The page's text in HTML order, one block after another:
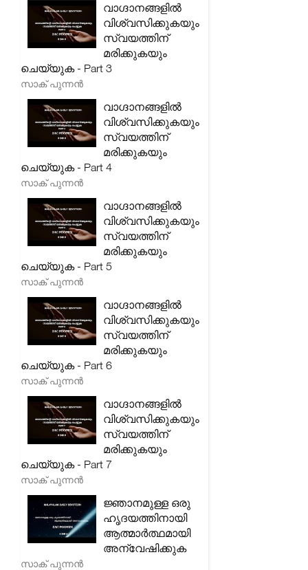
വാഗ്ദാനങ്ങളിൽ
വിശ്വസിക്കുകയും
സ്വയത്തിന്
മരിക്കുകയും
ചെയ്യുക - Part 3
സാക് പുന്നൻ
വാഗ്ദാനങ്ങളിൽ
വിശ്വസിക്കുകയും
സ്വയത്തിന്
മരിക്കുകയും
ചെയ്യുക - Part 4
സാക് പുന്നൻ
വാഗ്ദാനങ്ങളിൽ
വിശ്വസിക്കുകയും
സ്വയത്തിന്
മരിക്കുകയും
ചെയ്യുക - Part 5
സാക് പുന്നൻ
വാഗ്ദാനങ്ങളിൽ
വിശ്വസിക്കുകയും
സ്വയത്തിന്
മരിക്കുകയും
ചെയ്യുക - Part 6
സാക് പുന്നൻ
വാഗ്ദാനങ്ങളിൽ
വിശ്വസിക്കുകയും
സ്വയത്തിന്
മരിക്കുകയും
ചെയ്യുക - Part 7
സാക് പുന്നൻ
ജ്ഞാനമുള്ള ഒരു
ഹൃദയത്തിനായി
ആത്മാർത്ഥമായി
അന്വേഷിക്കുക
സാക് പുന്നൻ